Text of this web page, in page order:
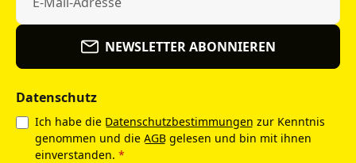
NEWSLETTER ABONNIEREN
Datenschutz
Ich habe die Datenschutzbestimmungen zur Kenntnis
genommen und die AGB gelesen und bin mit ihnen
einverstanden. *